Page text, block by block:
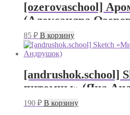
[ozerovaschool]
(Александра
85 ₽ В корзину
[andrushok.school]
питомцы» (Яна
190 ₽ В корзину